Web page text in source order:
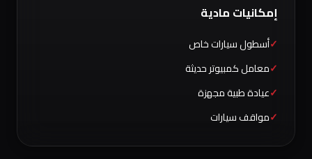
إمكانيات مادية
أسطول سيارات خاص
معامل كمبيوتر حديثة
عيادة طبية مجهزة
مواقف سيارات